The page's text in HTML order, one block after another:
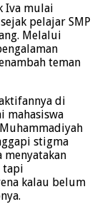
Iva mulai
pelajar SMP
Melalui
teman
di
mahasiswa
stigma
menyatakan
tapi
kalau belum